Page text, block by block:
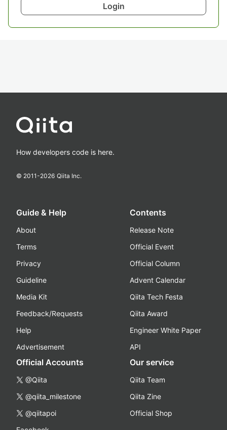
Login
How developers code is here.
© 2011-2026 Qiita Inc.
Guide & Help
About
Terms
Privacy
Guideline
Media Kit
Feedback/Requests
Help
Advertisement
Contents
Release Note
Official Event
Official Column
Advent Calendar
Qiita Tech Festa
Qiita Award
Engineer White Paper
API
Official Accounts
@Qiita
@qiita_milestone
@qiitapoi
Our service
Qiita Team
Qiita Zine
Official Shop